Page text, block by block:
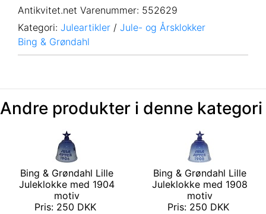
Antikvitet.net Varenummer: 552629
Kategori: Juleartikler / Jule- og Årsklokker
Bing & Grøndahl
Andre produkter i denne kategori
Bing & Grøndahl Lille
Juleklokke med 1904
motiv
Pris: 250 DKK
Bing & Grøndahl Lille
Juleklokke med 1908
motiv
Pris: 250 DKK